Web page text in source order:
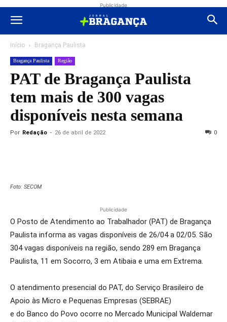
Publicidade
Início Bragança Paulista
Bragança Paulista Região
PAT de Bragança Paulista
tem mais de 300 vagas
disponíveis nesta semana
Por Redação - 26 de abril de 2022 0
Foto: SECOM
Publicidade
O Posto de Atendimento ao Trabalhador (PAT) de Bragança
Paulista informa as vagas disponíveis de 26/04 a 02/05. São
304 vagas disponíveis na região, sendo 289 em Bragança
Paulista, 11 em Socorro, 3 em Atibaia e uma em Extrema.
O atendimento presencial do PAT, do Serviço Brasileiro de
Apoio às Micro e Pequenas Empresas (SEBRAE)
e do Banco do Povo ocorre no Mercado Municipal Waldemar